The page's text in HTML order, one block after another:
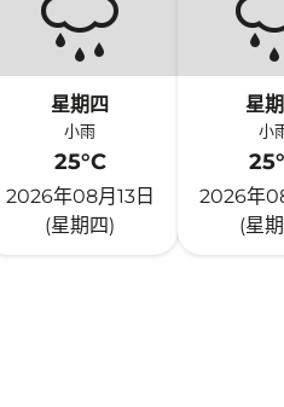
星期四
小雨
25°C
2026年08月13日
(星期四)
星
小
2026年
(星